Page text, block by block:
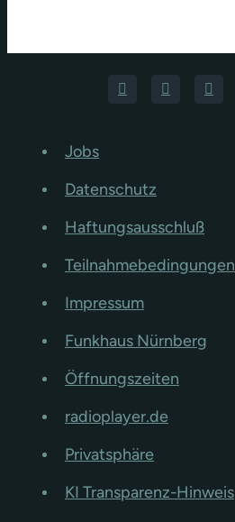
Jobs
Datenschutz
Haftungsausschluß
Teilnahmebedingungen
Impressum
Funkhaus Nürnberg
Öffnungszeiten
radioplayer.de
Privatsphäre
KI Transparenz-Hinweis